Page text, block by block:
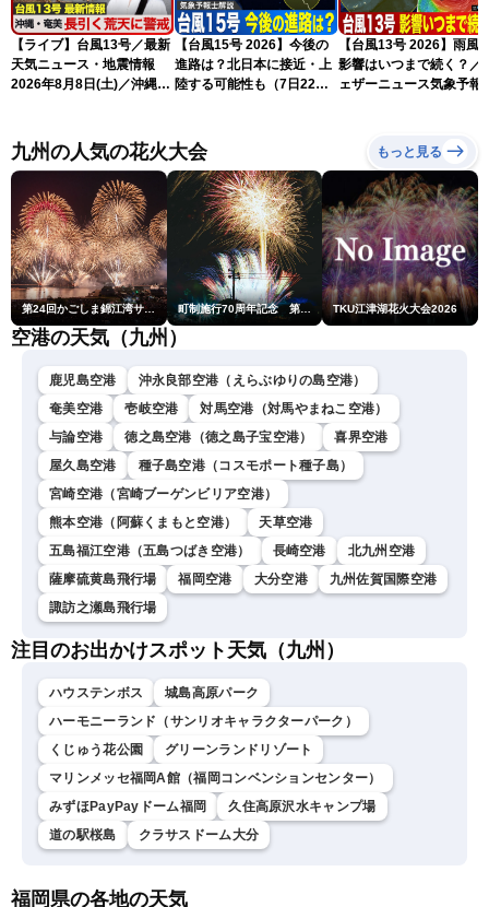
【ライブ】台風13号／最新
天気ニュース・地震情報
2026年8月8日(土)／沖縄・
〈ウェザーニュースLiVEモ
ーニング・松本真央／山口
剛央〉
【台風15号 2026】今後の
進路は？北日本に接近・上
陸する可能性も（7日22時
【台風13号 2026】雨風
影響はいつまで続く？／
ェザーニュース気象予報
九州の人気の花火大会 もっと見る
第24回かごしま錦江湾サマーナイト大花火大会 町制施行70周年記念 第48回南種子町ロケット祭 TKU江津湖花火大会2026
空港の天気（九州）
鹿児島空港
沖永良部空港（えらぶゆりの島空港）
奄美空港
壱岐空港
対馬空港（対馬やまねこ空港）
与論空港
徳之島空港（徳之島子宝空港）
喜界空港
屋久島空港
種子島空港（コスモポート種子島）
宮崎空港（宮崎ブーゲンビリア空港）
熊本空港（阿蘇くまもと空港）
天草空港
五島福江空港（五島つばき空港）
長崎空港
北九州空港
薩摩硫黄島飛行場
福岡空港 大分空港
九州佐賀国際空港
諏訪之瀬島飛行場
注目のお出かけスポット天気（九州）
ハウステンボス
城島高原パーク
ハーモニーランド（サンリオキャラクターパーク）
くじゅう花公園
グリーンランドリゾート
マリンメッセ福岡A館（福岡コンベンションセンター）
みずほPayPayドーム福岡
久住高原沢水キャンプ場
道の駅桜島
クラサスドーム大分
福岡県の各地の天気